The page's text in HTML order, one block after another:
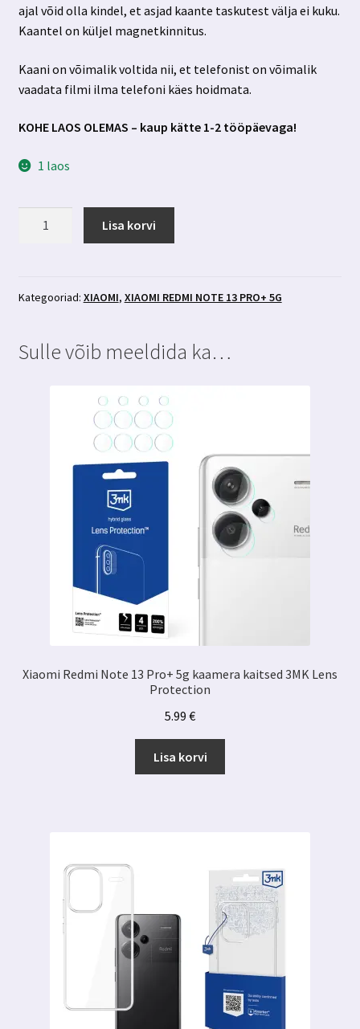
ajal võid olla kindel, et asjad kaante taskutest välja ei kuku.
Kaantel on küljel magnetkinnitus.
Kaani on võimalik voltida nii, et telefonist on võimalik
vaadata filmi ilma telefoni käes hoidmata.
KOHE LAOS OLEMAS – kaup kätte 1-2 tööpäevaga!
1 laos
Pro+
kaaned
Lisa korvi
Kategooriad: XIAOMI, XIAOMI REDMI NOTE 13 PRO+ 5G
Sulle võib meeldida ka…
Xiaomi Redmi Note 13 Pro+ 5g kaamera kaitsed 3MK Lens
Protection
5.99 €
Lisa korvi